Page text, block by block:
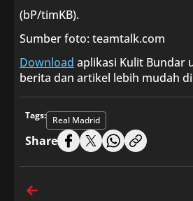
(bP/timKB).
Sumber foto: teamtalk.com
Download aplikasi Kulit Bundar
berita dan artikel lebih mudah
Tags: Real Madrid
Share